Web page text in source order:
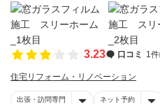
3.23 口コミ 1件
住宅リフォーム・リノベーション
出張・訪問専門 ネット予約